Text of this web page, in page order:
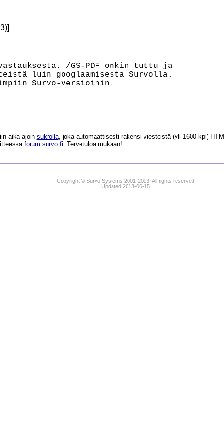
/GS-PDF onkin tuttu ja
luin googlaamisesta Survolla.
Survo-versioihin.
aika ajoin sukrolla, joka automaattisesti rakensi viesteistä (yli 1600 kpl)
forum.survo.fi. Tervetuloa mukaan!
Copyright © Survo Systems 2001-2013. All rights reserved.
Updated 2013-06-15.